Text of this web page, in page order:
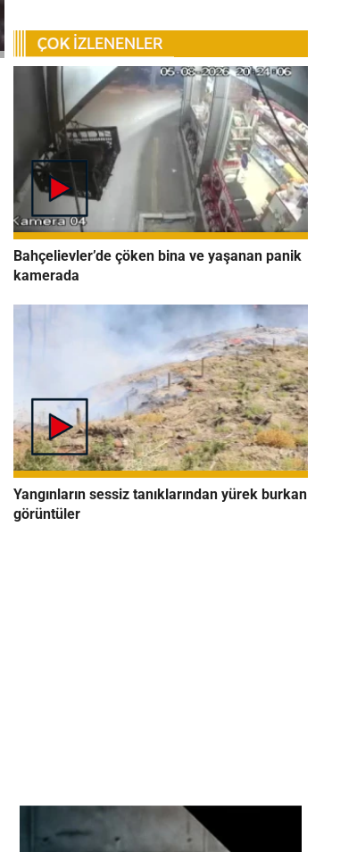
Bahçelievler’de çöken bina ve yaşanan panik
kamerada
Yangınların sessiz tanıklarından yürek burkan
görüntüler